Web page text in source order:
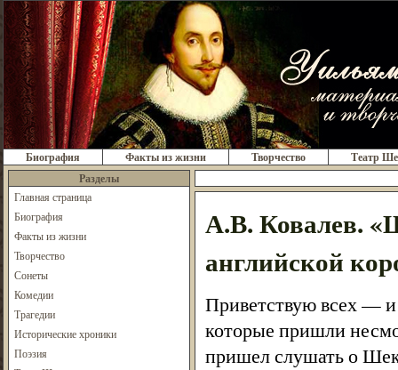
Биография Факты из жизни Творчество
Театр
Разделы
Главная страница
Биография
Факты из жизни
Творчество
Сонеты
Комедии
Трагедии
Исторические хроники
Поэзия
А.В. Ковалев.
английской
Приветствую всех — и
которые пришли
пришел слушать о